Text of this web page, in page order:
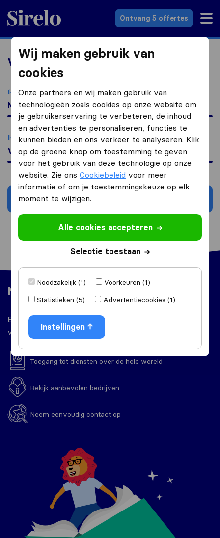
Sirelo.nl
Ontvang 5 offertes
Vind aanvullende services
Ik ga verhuizen naar
Nederland
Ik ben op zoek naar
Valuta wisselen
Makkelijk te gebruiken
Een breed aanbod van de diensten die je tijdens je
verhuizing nodig hebt, op één plek.
Toegang tot diensten over de hele wereld
Bekijk aanbevolen bedrijven
Neem eenvoudig contact op
Wij maken gebruik van
cookies
Onze partners en wij maken gebruik van
technologieën zoals cookies op onze website om
je gebruikerservaring te verbeteren, de inhoud
en advertenties te personaliseren, functies te
kunnen bieden en ons verkeer te analyseren. Klik
op de groene knop om toestemming te geven
voor het gebruik van deze technologie op onze
website. Zie onsCookiebeleid voor meer
informatie of om je toestemmingskeuze op elk
moment te wijzigen.
Alle cookies accepteren
Selectie toestaan
Noodzakelijk (1)
Voorkeuren (1)
Statistieken (5)
Advertentiecookies (1)
Instellingen